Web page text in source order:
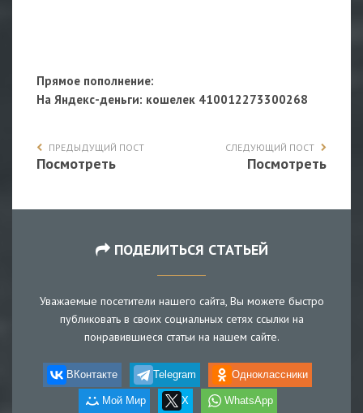
Прямое пополнение:
На Яндекс-деньги: кошелек 410012273300268
ПРЕДЫДУЩИЙ ПОСТ
Посмотреть
СЛЕДУЮЩИЙ ПОСТ
Посмотреть
ПОДЕЛИТЬСЯ СТАТЬЕЙ
Уважаемые посетители нашего сайта, Вы можете быстро
публиковать в своих социальных сетях ссылки на
понравившиеся статьи на нашем сайте.
ВКонтакте Telegram Одноклассники
Мой Мир X WhatsApp